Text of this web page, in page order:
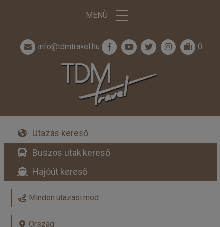
MENÜ
info@tdmtravel.hu 0
Utazás kereső
Buszos utak kereső
Hajóút kereső